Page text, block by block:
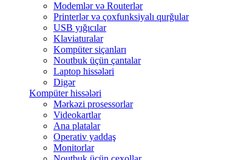
Modemlər və Routerlər
Printerlər və çoxfunksiyalı qurğular
USB yığıcılar
Klaviaturalar
Kompüter siçanları
Noutbuk üçün çantalar
Laptop hissələri
Digər
Kompüter hissələri
Mərkəzi prosessorlar
Videokartlar
Ana platalar
Operativ yaddaş
Monitorlar